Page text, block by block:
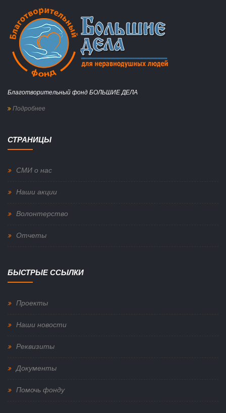
Благотворительный фонд БОЛЬШИЕ ДЕЛА
Подробнее
СТРАНИЦЫ
СМИ о нас
Наши акции
Волонтерство
Отчеты
БЫСТРЫЕ ССЫЛКИ
Проекты
Наши новости
Реквизиты
Документы
Помочь фонду